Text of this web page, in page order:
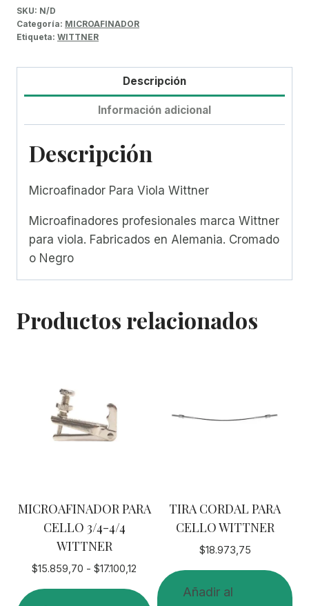
SKU: N/D
Categoría: MICROAFINADOR
Etiqueta: WITTNER
Descripción
Información adicional
Descripción
Microafinador Para Viola Wittner
Microafinadores profesionales marca Wittner
para viola. Fabricados en Alemania. Cromado
o Negro
Productos relacionados
MICROAFINADOR PARA
CELLO 3/4-4/4
WITTNER
$15.859,70 - $17.100,12
precios:
TIRA CORDAL PARA
CELLO WITTNER
$18.973,75
Añadir al